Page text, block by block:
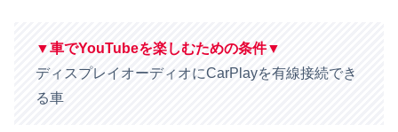
▼車でYouTubeを楽しむための条件▼
ディスプレイオーディオにCarPlayを有線接続でき
る車